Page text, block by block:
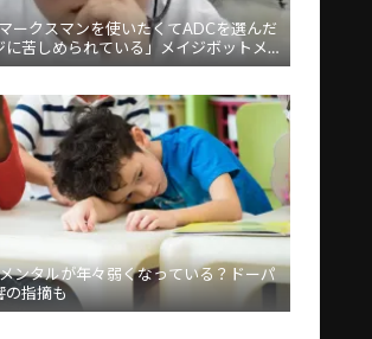
ークスマンを使いたくてADCを選んだ
に苦しめられている」メイジボットメ
ンタルが年々弱くなっている？ドーパ
の指摘も